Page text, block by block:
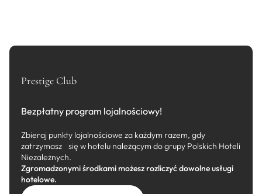
Prestige Club
Bezpłatny program lojalnościowy!
Zbieraj punkty lojalnościowe za każdym razem, gdy
zatrzymasz się w hotelu należącym do grupy Polskich Hoteli
Niezależnych.
Zgromadzonymi środkami możesz rozliczyć dowolne usługi
hotelowe.